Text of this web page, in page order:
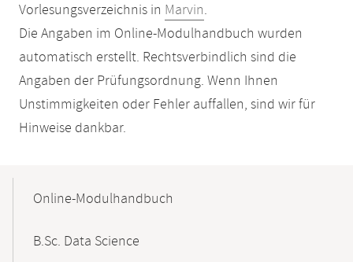
Vorlesungsverzeichnis in Marvin.
Die Angaben im Online-Modulhandbuch wurden
automatisch erstellt. Rechtsverbindlich sind die
Angaben der Prüfungsordnung. Wenn Ihnen
Unstimmigkeiten oder Fehler auffallen, sind wir für
Hinweise dankbar.
NavigationOnline-Modulhandbuch
B.Sc. Data Science